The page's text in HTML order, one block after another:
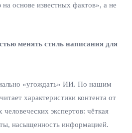
основе известных фактов», а не
менять стиль написания для
«угождать» ИИ. По нашим
характеристики контента от
экспертов: чёткая
насыщенность информацией.